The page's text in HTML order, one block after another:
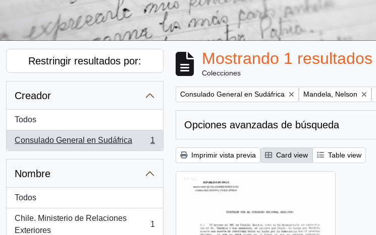
Restringir resultados por:
Creador
Todos
Consulado General en Sudáfrica
, 1 resultados
1
Nombre
Todos
Chile. Ministerio de Relaciones
Exteriores
, 1 resultados
1
Mostrando 1 resultados
Colecciones
Remove filter:
Consulado General en Sudáfrica Remove filter:
Mandela, Nelson
Opciones avanzadas de búsqueda
Imprimir vista previa Card view Table view